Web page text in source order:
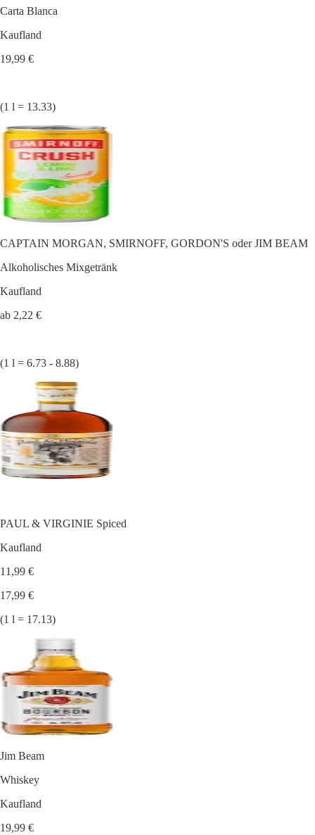
Carta Blanca
Kaufland
19,99 €
(1 l = 13.33)
CAPTAIN MORGAN, SMIRNOFF, GORDON'S oder JIM BEAM
Alkoholisches Mixgetränk
Kaufland
ab 2,22 €
(1 l = 6.73 - 8.88)
PAUL & VIRGINIE Spiced
Kaufland
11,99 €
17,99 €
(1 l = 17.13)
Jim Beam
Whiskey
Kaufland
19,99 €